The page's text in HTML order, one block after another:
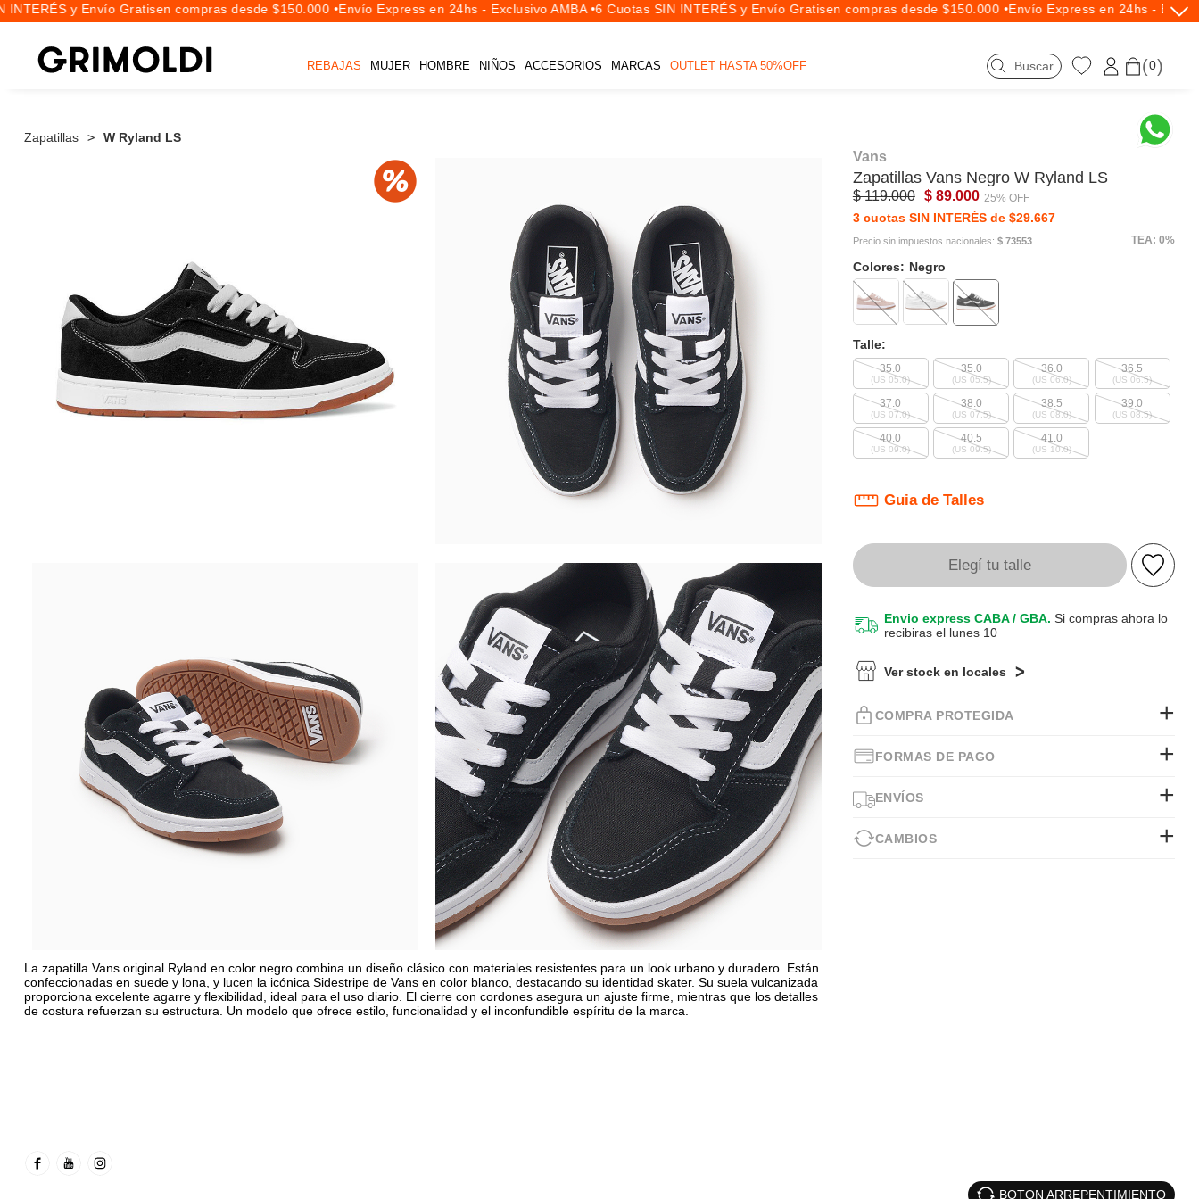
REBAJAS MUJER HOMBRE NIÑOS ACCESORIOS MARCAS OUTLET HASTA 50%OFF
y Envío Gratisen compras desde $150.000 •Envío Express en 24hs - Exclusivo AMBA •6 Cuotas SIN INTERÉS y Envío Gratisen compras desde $150.000 •Envío Express en 24hs -
0
Zapatillas W Ryland LS
La zapatilla Vans original Ryland en color negro combina un diseño clásico con materiales resistentes para un look urbano y duradero. Están
confeccionadas en suede y lona, y lucen la icónica Sidestripe de Vans en color blanco, destacando su identidad skater. Su suela vulcanizada
proporciona excelente agarre y flexibilidad, ideal para el uso diario. El cierre con cordones asegura un ajuste firme, mientras que los detalles
de costura refuerzan su estructura. Un modelo que ofrece estilo, funcionalidad y el inconfundible espíritu de la marca.
Vans
Zapatillas Vans Negro W Ryland LS
$ 119.000 $ 89.000 25% OFF
3 cuotas SIN INTERÉS de $29.667
Precio sin impuestos nacionales: $ 73553 TEA: 0%
Colores: Negro
Talle:
35.0
(US 05.0)
35.0
(US 05.5)
36.0
(US 06.0)
36.5
(US 06.5)
37.0
(US 07.0)
38.0
(US 07.5)
38.5
(US 08.0)
39.0
(US 08.5)
40.0
(US 09.0)
40.5
(US 09.5)
41.0
(US 10.0)
Guia de Talles
Elegí tu talle
Envio express CABA / GBA. Si compras ahora lo
recibiras el lunes 10
Ver stock en locales
COMPRA PROTEGIDA
FORMAS DE PAGO
ENVÍOS
CAMBIOS
BOTON ARREPENTIMIENTO